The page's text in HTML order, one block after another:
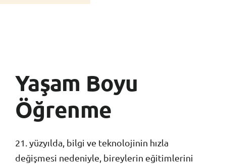
Yaşam Boyu
Öğrenme
21. yüzyılda, bilgi ve teknolojinin hızla
değişmesi nedeniyle, bireylerin eğitimlerini